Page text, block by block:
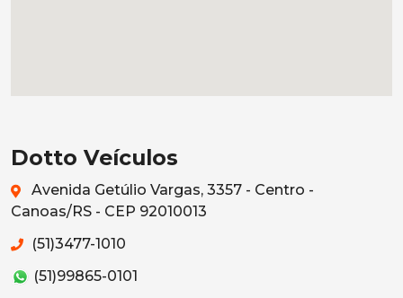
Dotto Veículos
Avenida Getúlio Vargas, 3357 - Centro -
Canoas/RS - CEP 92010013
(51)3477-1010
(51)99865-0101